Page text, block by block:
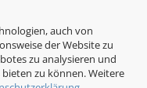
auch von
der Website zu
zu analysieren und
zu können. Weitere